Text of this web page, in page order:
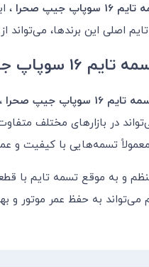
سوپاپ جیپ صحرا
،
اصلی این برندها،
سوپاپ جیپ صحرا
سوپاپ جیپ صحرا
تسمه‌هایی با کیفیت و
و به موقع تسمه تایم با
می‌تواند به حفظ عمر موتور و